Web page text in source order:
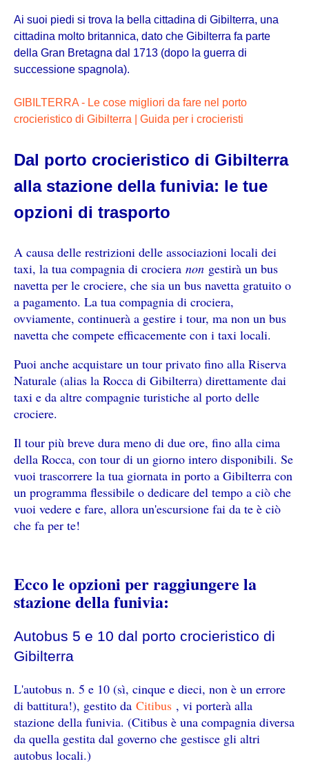
Ai suoi piedi si trova la bella cittadina di Gibilterra, una
cittadina molto britannica, dato che Gibilterra fa parte
della Gran Bretagna dal 1713 (dopo la guerra di
successione spagnola).
GIBILTERRA - Le cose migliori da fare nel porto
crocieristico di Gibilterra | Guida per i crocieristi
Dal porto crocieristico di Gibilterra
alla stazione della funivia: le tue
opzioni di trasporto
A causa delle restrizioni delle associazioni locali dei
taxi, la tua compagnia di crociera non gestirà un bus
navetta per le crociere, che sia un bus navetta gratuito o
a pagamento. La tua compagnia di crociera,
ovviamente, continuerà a gestire i tour, ma non un bus
navetta che compete efficacemente con i taxi locali.
Puoi anche acquistare un tour privato fino alla Riserva
Naturale (alias la Rocca di Gibilterra) direttamente dai
taxi e da altre compagnie turistiche al porto delle
crociere.
Il tour più breve dura meno di due ore, fino alla cima
della Rocca, con tour di un giorno intero disponibili. Se
vuoi trascorrere la tua giornata in porto a Gibilterra con
un programma flessibile o dedicare del tempo a ciò che
vuoi vedere e fare, allora un'escursione fai da te è ciò
che fa per te!
Ecco le opzioni per raggiungere la
stazione della funivia:
Autobus 5 e 10 dal porto crocieristico di
Gibilterra
L'autobus n. 5 e 10 (sì, cinque e dieci, non è un errore
di battitura!), gestito da Citibus , vi porterà alla
stazione della funivia. (Citibus è una compagnia diversa
da quella gestita dal governo che gestisce gli altri
autobus locali.)